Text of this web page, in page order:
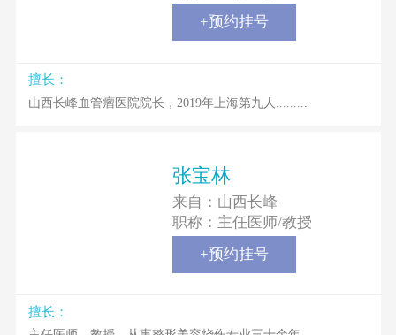
+预约挂号
擅长：
山西长峰血管瘤医院院长，2019年上海第九人.........
张宝林
来自： 山西长峰
职称： 主任医师/教授
+预约挂号
擅长：